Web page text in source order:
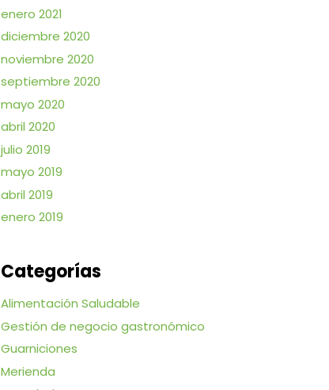
enero 2021
diciembre 2020
noviembre 2020
septiembre 2020
mayo 2020
abril 2020
julio 2019
mayo 2019
abril 2019
enero 2019
Categorías
Alimentación Saludable
Gestión de negocio gastronómico
Guarniciones
Merienda